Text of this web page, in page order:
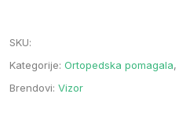
SKU:
Kategorije: Ortopedska pomagala,
Brendovi: Vizor